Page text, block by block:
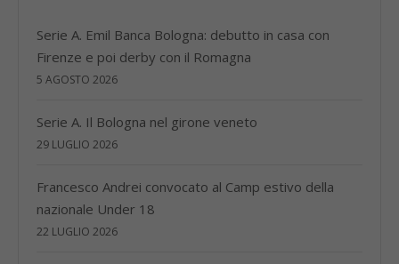
Serie A. Emil Banca Bologna: debutto in casa con
Firenze e poi derby con il Romagna
5 AGOSTO 2026
Serie A. Il Bologna nel girone veneto
29 LUGLIO 2026
Francesco Andrei convocato al Camp estivo della
nazionale Under 18
22 LUGLIO 2026